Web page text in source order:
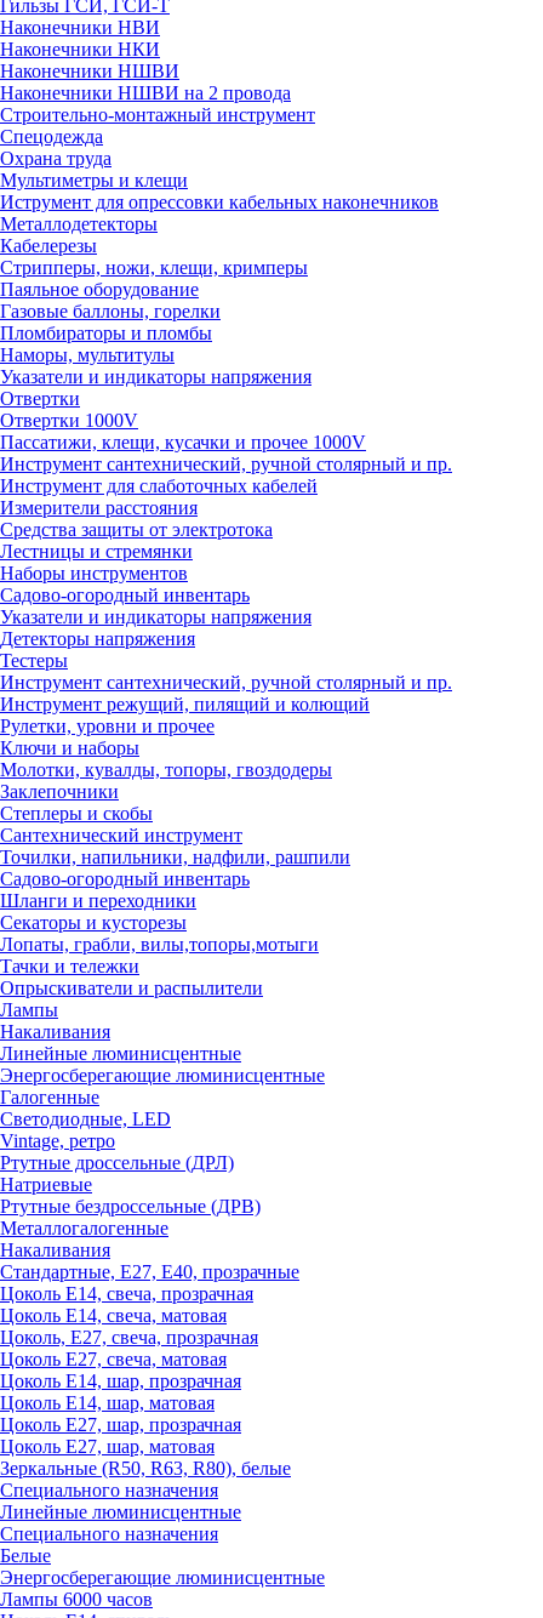
Гильзы ГСИ, ГСИ-Т
Наконечники НВИ
Наконечники НКИ
Наконечники НШВИ
Наконечники НШВИ на 2 провода
Строительно-монтажный инструмент
Спецодежда
Охрана труда
Мультиметры и клещи
Иструмент для опрессовки кабельных наконечников
Металлодетекторы
Кабелерезы
Стрипперы, ножи, клещи, кримперы
Паяльное оборудование
Газовые баллоны, горелки
Пломбираторы и пломбы
Наморы, мультитулы
Указатели и индикаторы напряжения
Отвертки
Отвертки 1000V
Пассатижи, клещи, кусачки и прочее 1000V
Инструмент сантехнический, ручной столярный и пр.
Инструмент для слаботочных кабелей
Измерители расстояния
Средства защиты от электротока
Лестницы и стремянки
Наборы инструментов
Садово-огородный инвентарь
Указатели и индикаторы напряжения
Детекторы напряжения
Тестеры
Инструмент сантехнический, ручной столярный и пр.
Инструмент режущий, пилящий и колющий
Рулетки, уровни и прочее
Ключи и наборы
Молотки, кувалды, топоры, гвоздодеры
Заклепочники
Степлеры и скобы
Сантехнический инструмент
Точилки, напильники, надфили, рашпили
Садово-огородный инвентарь
Шланги и переходники
Секаторы и кусторезы
Лопаты, грабли, вилы,топоры,мотыги
Тачки и тележки
Опрыскиватели и распылители
Лампы
Накаливания
Линейные люминисцентные
Энергосберегающие люминисцентные
Галогенные
Светодиодные, LED
Vintage, ретро
Ртутные дроссельные (ДРЛ)
Натриевые
Ртутные бездроссельные (ДРВ)
Металлогалогенные
Накаливания
Стандартные, Е27, Е40, прозрачные
Цоколь Е14, свеча, прозрачная
Цоколь Е14, свеча, матовая
Цоколь, Е27, свеча, прозрачная
Цоколь Е27, свеча, матовая
Цоколь Е14, шар, прозрачная
Цоколь Е14, шар, матовая
Цоколь Е27, шар, прозрачная
Цоколь Е27, шар, матовая
Зеркальные (R50, R63, R80), белые
Специального назначения
Линейные люминисцентные
Специального назначения
Белые
Энергосберегающие люминисцентные
Лампы 6000 часов